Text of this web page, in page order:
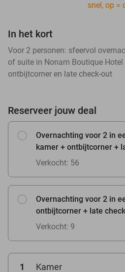
snel, op =
In het kort
Voor 2 personen: sfeervol
of suite in Nonam Boutique
ontbijtcorner en late check-out
Reserveer jouw deal
Overnachting voor 2 in
kamer + ontbijtcorner +
Verkocht: 56
Overnachting voor 2 in
ontbijtcorner + late
Verkocht: 9
1 Kamer